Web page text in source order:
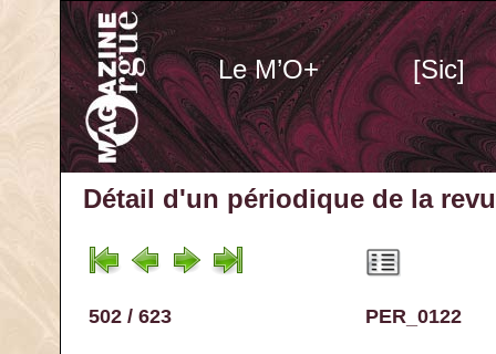
Le M’O+ [Sic]
Détail d'un périodique de la
502 / 623 PER_0122